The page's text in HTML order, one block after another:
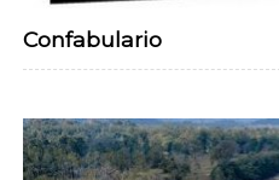
Confabulario